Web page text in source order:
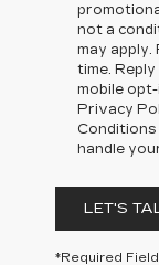
not a
may apply.
time. Reply
mobile
Privacy
handle
LET'S
*Required